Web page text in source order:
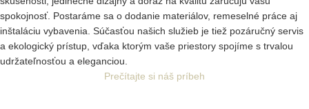
spokojnosť. Postaráme sa o dodanie materiálov, remeselné práce aj
inštaláciu vybavenia. Súčasťou našich služieb je tiež pozáručný servis
a ekologický prístup, vďaka ktorým vaše priestory spojíme s trvalou
udržateľnosťou a eleganciou.
Prečítajte si náš príbeh